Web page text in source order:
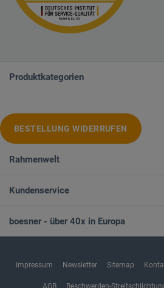
Produktkategorien
BESTELLUNG WIDERRUFEN
Rahmenwelt
Kundenservice
boesner - über 40x in Europa
Impressum Newsletter Sitemap
AGB Beschwerden-